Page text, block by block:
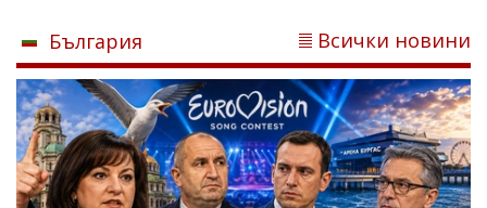
България Всички новини